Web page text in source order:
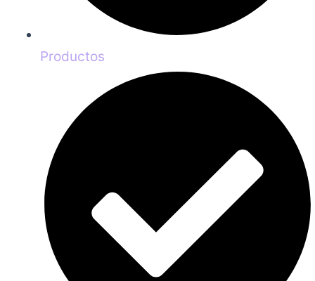
Productos